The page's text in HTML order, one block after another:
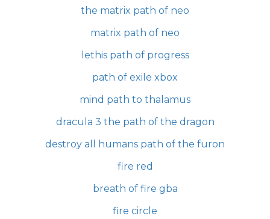
the matrix path of neo
matrix path of neo
lethis path of progress
path of exile xbox
mind path to thalamus
dracula 3 the path of the dragon
destroy all humans path of the furon
fire red
breath of fire gba
fire circle